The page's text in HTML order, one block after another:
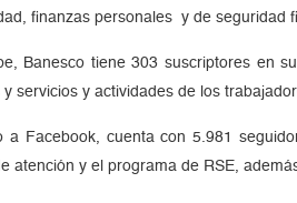
finanzas personales y de seguridad
Banesco tiene 303 suscriptores en
y servicios y actividades de los
a Facebook, cuenta con 5.981
atención y el programa de RSE,